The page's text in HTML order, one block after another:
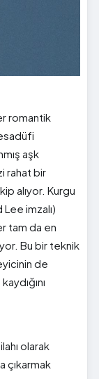
romantik
aşk
rahat bir
alıyor. Kurgu
imzalı)
tam da en
Bu bir teknik
de
olarak
çıkarmak